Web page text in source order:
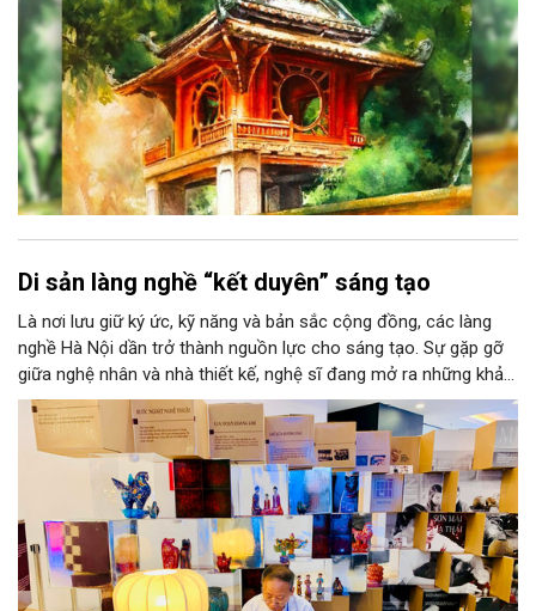
Di sản làng nghề “kết duyên” sáng tạo
Là nơi lưu giữ ký ức, kỹ năng và bản sắc cộng đồng, các làng
nghề Hà Nội dần trở thành nguồn lực cho sáng tạo. Sự gặp gỡ
giữa nghệ nhân và nhà thiết kế, nghệ sĩ đang mở ra những khả
năng phát triển mới cho thủ công đương đại trên nền tảng di
sản. Từ những cuộc “kết duyên” đầy cảm hứng ấy, Hà Nội đang
khơi thông mạch ngầm của hệ sinh thái thủ công, biến vốn cổ
thành động lực bền vững cho tương lai.